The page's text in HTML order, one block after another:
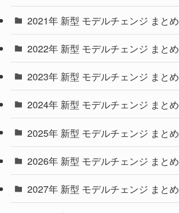
(10)
(9)
(22)
(4)
(9)
(4)
(1)
2021年 新型 モデルチェンジ まとめ
2022年 新型 モデルチェンジ まとめ
2023年 新型 モデルチェンジ まとめ
2024年 新型 モデルチェンジ まとめ
2025年 新型 モデルチェンジ まとめ
2026年 新型 モデルチェンジ まとめ
2027年 新型 モデルチェンジ まとめ